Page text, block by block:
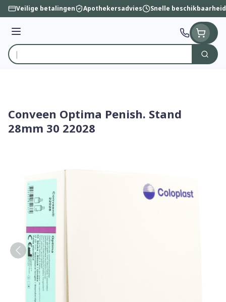
Ga naar de inhoud
Veilige betalingen Apothekersadvies Snelle beschikbaarheid
Menu
Product, merk, categorie...
Zoek
Conveen Optima Penish. Stand
28mm 30 22028